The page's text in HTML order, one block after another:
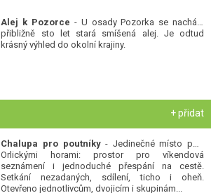
Alej k Pozorce - U osady Pozorka se nachází
přibližně sto let stará smíšená alej. Je odtud
krásný výhled do okolní krajiny.
+ přidat
Chalupa pro poutníky- Jedinečné místo pod
Orlickými horami: prostor pro víkendová
seznámení i jednoduché přespání na cestě.
Setkání nezadaných, sdílení, ticho i oheň.
Otevřeno jednotlivcům, dvojicím i skupinám...